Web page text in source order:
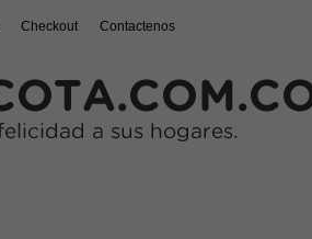
Checkout Contactenos